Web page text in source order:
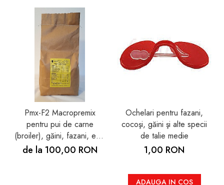
Pmx-F2 Macropremix
pentru pui de carne
(broiler), găini, fazani, emu
şi struţi
de la 100,00 RON
Ochelari pentru fazani,
cocoşi, găini şi alte specii
de talie medie
1,00 RON
ADAUGA IN COS